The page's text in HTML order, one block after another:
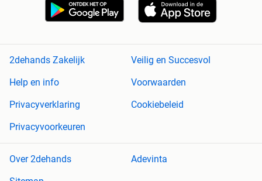
2dehands Zakelijk
Veilig en Succesvol
Help en info
Voorwaarden
Privacyverklaring
Cookiebeleid
Privacyvoorkeuren
Over 2dehands
Adevinta